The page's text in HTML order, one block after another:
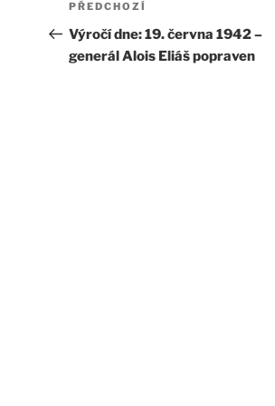
pro
příspěvek
Předchozí
příspěvek
PŘEDCHOZÍ
Výročí dne: 19. června 1942 –
generál Alois Eliáš popraven